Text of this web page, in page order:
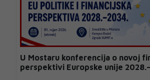
U Mostaru konferencija o novoj
perspektivi Europske unije